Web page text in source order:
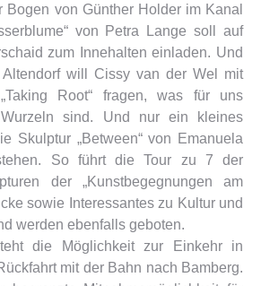
von Günther Holder im Kanal
von Petra Lange soll auf
zum Innehalten einladen. Und
will Cissy van der Wel mit
Root“ fragen, was für uns
sind. Und nur ein kleines
Skulptur „Between“ von Emanuela
So führt die Tour zu 7 der
der „Kunstbegegnungen am
sowie Interessantes zu Kultur und
werden ebenfalls geboten.
die Möglichkeit zur Einkehr in
mit der Bahn nach Bamberg.